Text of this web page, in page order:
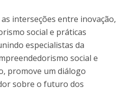
interseções entre inovação,
social e práticas
especialistas da
social e
promove um diálogo
sobre o futuro dos